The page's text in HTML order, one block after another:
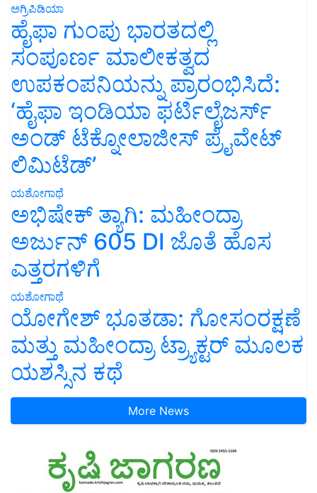
ಅಗ್ರಿಪಿಡಿಯಾ
ಹೈಫಾ ಗುಂಪು ಭಾರತದಲ್ಲಿ
ಸಂಪೂರ್ಣ ಮಾಲೀಕತ್ವದ
ಉಪಕಂಪನಿಯನ್ನು ಪ್ರಾರಂಭಿಸಿದೆ:
‘ಹೈಫಾ ಇಂಡಿಯಾ ಫರ್ಟಿಲೈಜರ್ಸ್
ಅಂಡ್ ಟೆಕ್ನೋಲಾಜೀಸ್ ಪ್ರೈವೇಟ್
ಲಿಮಿಟೆಡ್’
ಯಶೋಗಾಥೆ
ಅಭಿಷೇಕ್ ತ್ಯಾಗಿ: ಮಹೀಂದ್ರಾ
ಅರ್ಜುನ್ 605 DI ಜೊತೆ ಹೊಸ
ಎತ್ತರಗಳಿಗೆ
ಯಶೋಗಾಥೆ
ಯೋಗೇಶ್ ಭೂತಡಾ: ಗೋಸಂರಕ್ಷಣೆ
ಮತ್ತು ಮಹೀಂದ್ರಾ ಟ್ರ್ಯಾಕ್ಟರ್ ಮೂಲಕ
ಯಶಸ್ಸಿನ ಕಥೆ
More News